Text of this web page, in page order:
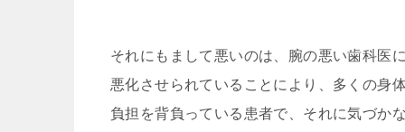
それにもまして悪いのは、腕の悪い歯科医
悪化させられていることにより、多くの身
負担を背負っている患者で、それに気づかな